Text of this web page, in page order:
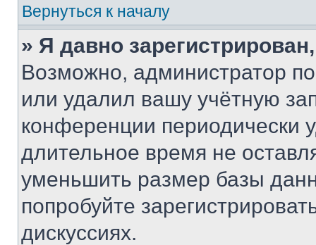
Вернуться к началу
» Я давно
Возможно, администратор
или удалил вашу учётную
конференции периодически
длительное время не
уменьшить размер базы
попробуйте
дискуссиях.